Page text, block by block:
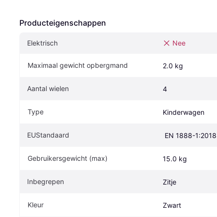
Producteigenschappen
Elektrisch Nee
Maximaal gewicht opbergmand 2.0 kg
Aantal wielen 4
Type Kinderwagen
EUStandaard EN 1888-
Gebruikersgewicht (max) 15.0 kg
Inbegrepen Zitje
Kleur Zwart